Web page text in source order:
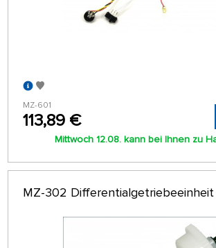
MZ-601
113,89 €
Mittwoch 12.08. kann bei Ihnen zu
MZ-302 Differentialgetriebeeinheit